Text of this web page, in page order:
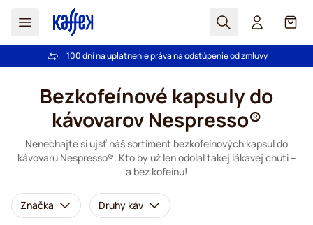
Hľadať Košík
Pri objednávke nad 49,00 € doprava zdarma
100 dní na uplatnenie práva na odstúpenie od zmluvy
Bezkofeínové kapsuly do
kávovarov Nespresso®
Nenechajte si ujsť náš sortiment bezkofeínových kapsúl do
kávovaru Nespresso®. Kto by už len odolal takej lákavej chuti –
a bez kofeínu!
Značka Druhy káv